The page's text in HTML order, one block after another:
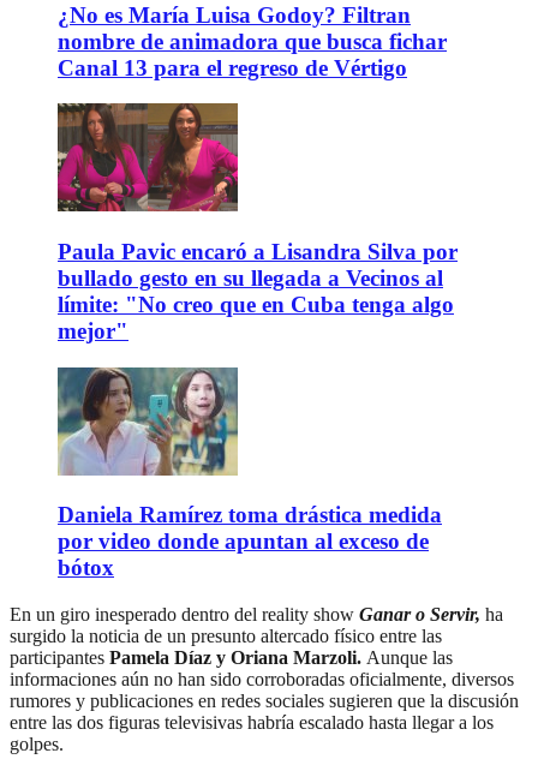
¿No es María Luisa Godoy? Filtran
nombre de animadora que busca fichar
Canal 13 para el regreso de Vértigo
Paula Pavic encaró a Lisandra Silva por
bullado gesto en su llegada a Vecinos al
límite: "No creo que en Cuba tenga algo
mejor"
Daniela Ramírez toma drástica medida
por video donde apuntan al exceso de
bótox
En un giro inesperado dentro del reality show Ganar o Servir, ha
surgido la noticia de un presunto altercado físico entre las
participantes Pamela Díaz y Oriana Marzoli. Aunque las
informaciones aún no han sido corroboradas oficialmente, diversos
rumores y publicaciones en redes sociales sugieren que la discusión
entre las dos figuras televisivas habría escalado hasta llegar a los
golpes.